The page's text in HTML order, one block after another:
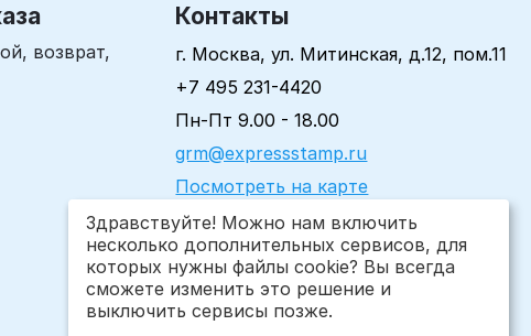
возврат,
Контакты
г. Москва, ул. Митинская, д.12, пом.11
+7 495 231-4420
Пн-Пт 9.00 - 18.00
grm@expressstamp.ru
Посмотреть на карте
Здравствуйте! Можно нам включить
несколько дополнительных сервисов, для
которых нужны файлы cookie? Вы всегда
сможете изменить это решение и
выключить сервисы позже.